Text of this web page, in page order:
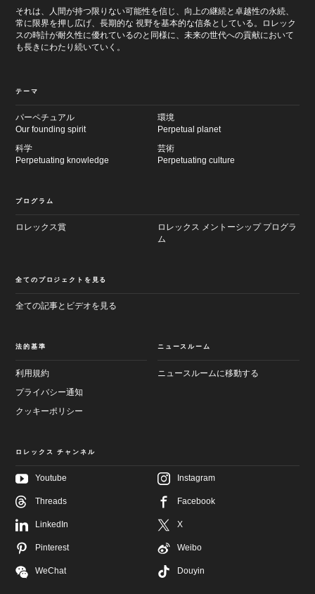
イ
ン
画
面
へ
進
む
フ
ッ
ー
進
それは、人間が持つ限りない可能性を信じ、向上の継続と卓越性の永続、
常に限界を押し広げ、長期的な 視野を基本的な信条としている。ロレック
スの時計が耐久性に優れているのと同様に、未来の世代への貢献において
も長きにわたり続いていく。
テーマ
パーペチュアル
Our founding spirit
環境
Perpetual planet
科学
Perpetuating knowledge
芸術
Perpetuating culture
プログラム
ロレックス賞
ロレックス メントーシップ プログラ
ム
全てのプロジェクトを見る
全ての記事とビデオを見る
法的基準
利用規約
プライバシー通知
クッキーポリシー
ニュースルーム
ニュースルームに移動する
ロレックス チャンネル
Youtube Instagram
Threads Facebook
LinkedIn X
Pinterest Weibo
WeChat Douyin